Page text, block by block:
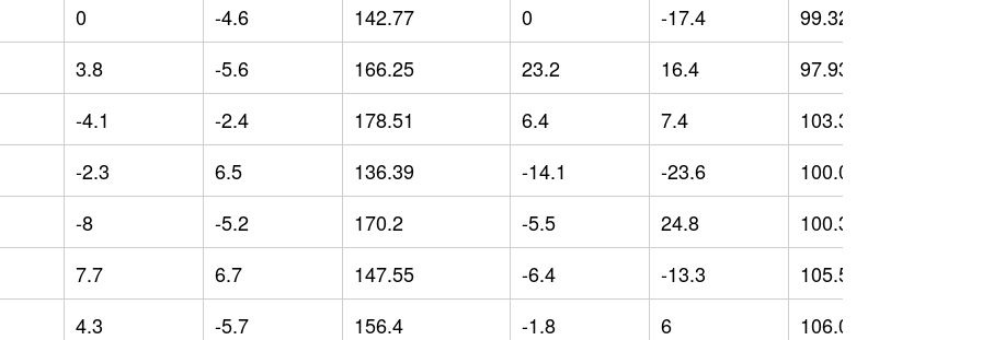
0
-4.6 142.77 0 -17.4 99.32
3.8
-5.6 166.25 23.2 16.4 97.93
-4.1
-2.4 178.51 6.4 7.4 103.37
-2.3
6.5 136.39 -14.1 -23.6 100.06
-8
-5.2 170.2 -5.5 24.8 100.36
7.7
6.7 147.55 -6.4 -13.3 105.54
4.3
-5.7 156.4 -1.8 6 106.01